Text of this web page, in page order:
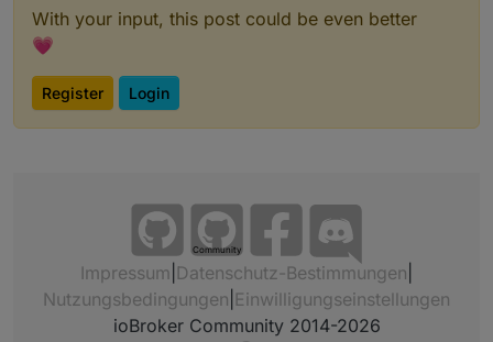
With your input, this post could be even better
💗
Register Login
Community
Impressum Datenschutz-Bestimmungen
Nutzungsbedingungen Einwilligungseinstellungen
ioBroker Community 2014-2026